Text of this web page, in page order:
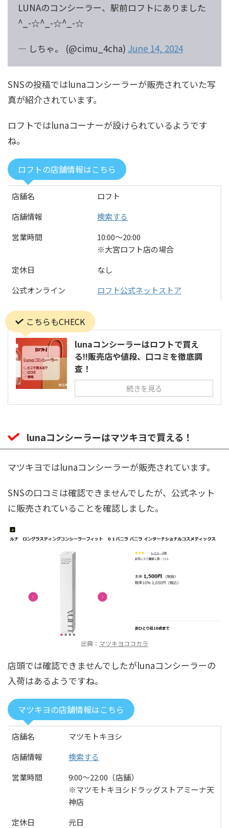
LUNAのコンシーラー、駅前ロフトにありました
^_-☆^_-☆^_-☆
— しちゃ。 (@cimu_4cha) June 14, 2024
SNSの投稿ではlunaコンシーラーが販売されていた写
真が紹介されています。
ロフトではlunaコーナーが設けられているようです
ね。
ロフトの店舗情報はこちら
店舗名
ロフト
店舗情報
検索する
営業時間
10:00〜20:00
※大宮ロフト店の場合
定休日
なし
公式オンライン
ロフト公式ネットストア
こちらもCHECK
lunaコンシーラーはロフトで買え
る!!販売店や値段、口コミを徹底調
査！
続きを見る
lunaコンシーラーはマツキヨで買える！
マツキヨではlunaコンシーラーが販売されています。
SNSの口コミは確認できませんでしたが、公式ネット
に販売されていることを確認しました。
出典： マツキヨココカラ
店頭では確認できませんでしたがlunaコンシーラーの
入荷はあるようですね。
マツキヨの店舗情報はこちら
店舗名
マツモトキヨシ
店舗情報
検索する
営業時間
9:00〜22:00（店舗）
※マツモトキヨシドラッグストアミーナ天
神店
定休日
元日